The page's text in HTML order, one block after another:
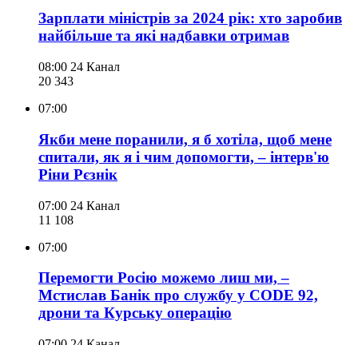
Зарплати міністрів за 2024 рік: хто заробив
найбільше та які надбавки отримав
08:00 24 Канал
20 343
07:00
Якби мене поранили, я б хотіла, щоб мене
спитали, як я і чим допомогти, – інтерв'ю
Ріни Рєзнік
07:00 24 Канал
11 108
07:00
Перемогти Росію можемо лиш ми, –
Мстислав Банік про службу у CODE 92,
дрони та Курську операцію